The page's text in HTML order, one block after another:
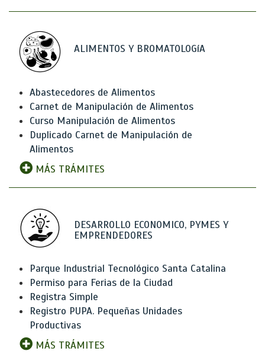
ALIMENTOS Y BROMATOLOGíA
Abastecedores de Alimentos
Carnet de Manipulación de Alimentos
Curso Manipulación de Alimentos
Duplicado Carnet de Manipulación de
Alimentos
MÁS TRÁMITES
DESARROLLO ECONOMICO, PYMES Y
EMPRENDEDORES
Parque Industrial Tecnológico Santa Catalina
Permiso para Ferias de la Ciudad
Registra Simple
Registro PUPA. Pequeñas Unidades
Productivas
MÁS TRÁMITES